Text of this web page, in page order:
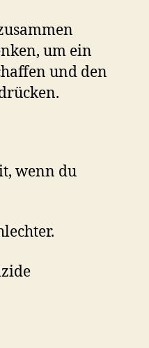
um ein
und den
wenn du